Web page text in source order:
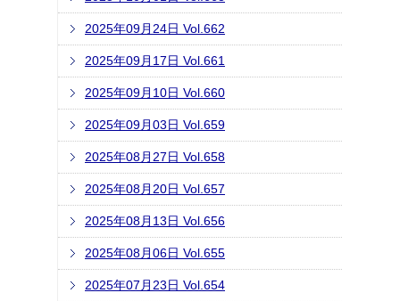
2025年09月24日 Vol.662
2025年09月17日 Vol.661
2025年09月10日 Vol.660
2025年09月03日 Vol.659
2025年08月27日 Vol.658
2025年08月20日 Vol.657
2025年08月13日 Vol.656
2025年08月06日 Vol.655
2025年07月23日 Vol.654